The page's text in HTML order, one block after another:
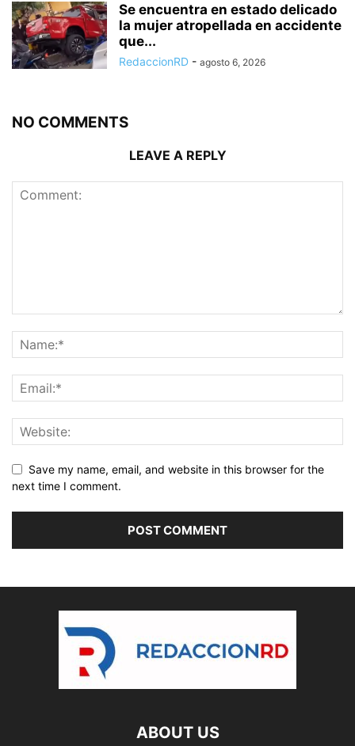
Se encuentra en estado delicado
la mujer atropellada en accidente
que...
RedaccionRD - agosto 6, 2026
NO COMMENTS
LEAVE A REPLY
Save my name, email, and website in this browser for the
next time I comment.
ABOUT US